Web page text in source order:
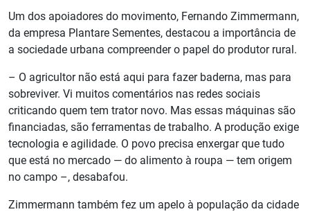
Um dos apoiadores do movimento, Fernando Zimmermann,
da empresa Plantare Sementes, destacou a importância de
a sociedade urbana compreender o papel do produtor rural.
– O agricultor não está aqui para fazer baderna, mas para
sobreviver. Vi muitos comentários nas redes sociais
criticando quem tem trator novo. Mas essas máquinas são
financiadas, são ferramentas de trabalho. A produção exige
tecnologia e agilidade. O povo precisa enxergar que tudo
que está no mercado — do alimento à roupa — tem origem
no campo –, desabafou.
Zimmermann também fez um apelo à população da cidade